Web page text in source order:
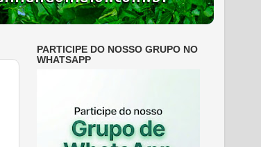
PARTICIPE DO NOSSO GRUPO NO
WHATSAPP